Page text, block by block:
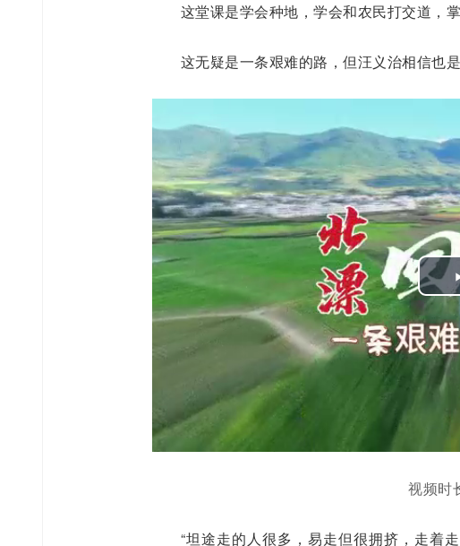
这堂课是学会种地，学会和农民打交道，
这无疑是一条艰难的路，但汪义治相信也是
Play
Video
视频时
“坦途走的人很多，易走但很拥挤，走着